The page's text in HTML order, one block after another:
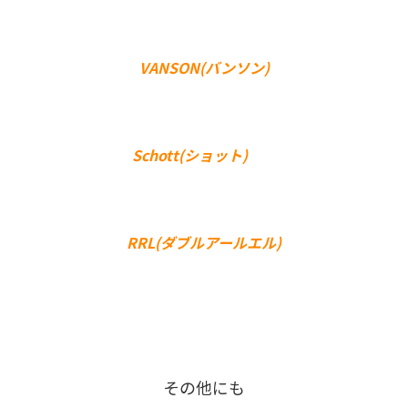
VANSON(バンソン)
Schott(ショット)
RRL(ダブルアールエル)
その他にも